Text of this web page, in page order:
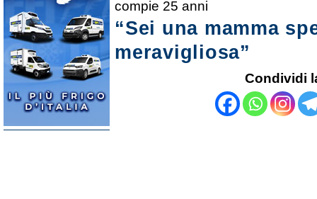
compie 25 anni
“Sei una mamma
meravigliosa”
Condividi